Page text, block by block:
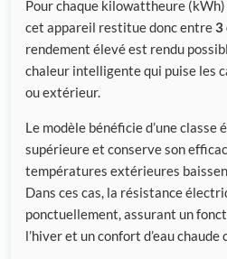
Pour chaque kilowattheure
cet appareil restitue donc entre3
rendement élevé est rendu
chaleur intelligente qui puise les
ou extérieur.
Le modèle bénéficie d’une classe
supérieure et conserve son
températures extérieures
Dans ces cas, la résistance
ponctuellement, assurant un
l’hiver et un confort d’eau chaude